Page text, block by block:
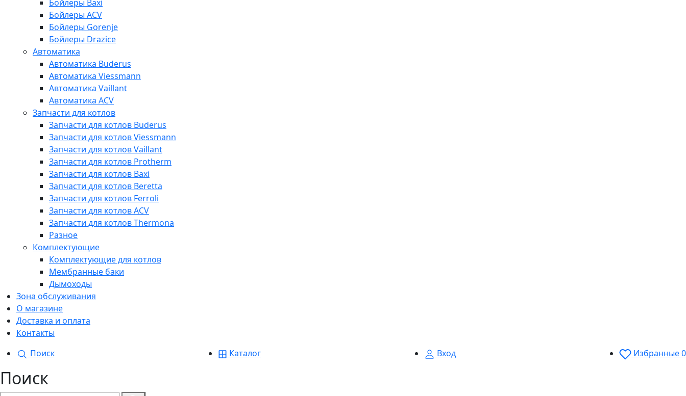
Бойлеры Baxi
Бойлеры ACV
Бойлеры Gorenje
Бойлеры Drazice
Автоматика
Автоматика Buderus
Автоматика Viessmann
Автоматика Vaillant
Автоматика ACV
Запчасти для котлов
Запчасти для котлов Buderus
Запчасти для котлов Viessmann
Запчасти для котлов Vaillant
Запчасти для котлов Protherm
Запчасти для котлов Baxi
Запчасти для котлов Beretta
Запчасти для котлов Ferroli
Запчасти для котлов ACV
Запчасти для котлов Thermona
Разное
Комплектующие
Комплектующие для котлов
Мембранные баки
Дымоходы
Зона обслуживания
О магазине
Доставка и оплата
Контакты
Поиск
Каталог Вход Избранные0
Поиск